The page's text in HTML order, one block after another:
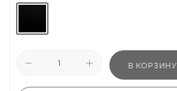
В КОРЗИНУ